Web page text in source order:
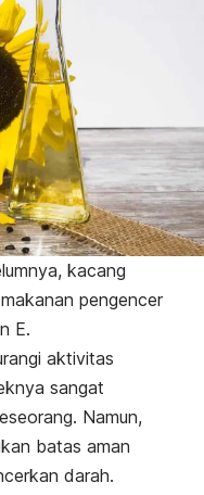
kacang
pengencer
E.
aktivitas
sangat
Namun,
batas aman
darah.